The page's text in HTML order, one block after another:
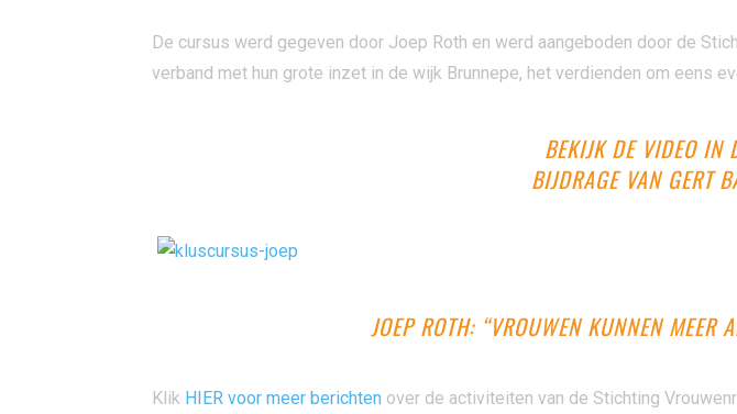
De cursus werd gegeven door Joep Roth en werd aangeboden door de
verband met hun grote inzet in de wijk Brunnepe, het verdienden om eens
BEKIJK DE VIDEO IN
BIJDRAGE VAN GERT
JOEP ROTH: “VROUWEN KUNNEN MEER
Klik HIER voor meer berichten over de activiteiten van de Stichting